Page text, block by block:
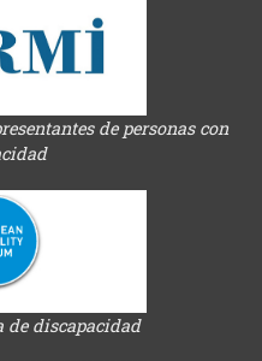
de personas con
de discapacidad